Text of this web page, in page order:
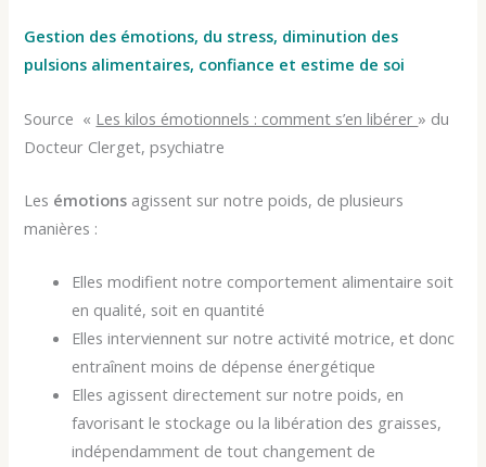
Gestion des émotions, du stress, diminution des
pulsions alimentaires, confiance et estime de soi
Source « Les kilos émotionnels : comment s’en libérer » du
Docteur Clerget, psychiatre
Les émotions agissent sur notre poids, de plusieurs
manières :
Elles modifient notre comportement alimentaire soit
en qualité, soit en quantité
Elles interviennent sur notre activité motrice, et donc
entraînent moins de dépense énergétique
Elles agissent directement sur notre poids, en
favorisant le stockage ou la libération des graisses,
indépendamment de tout changement de